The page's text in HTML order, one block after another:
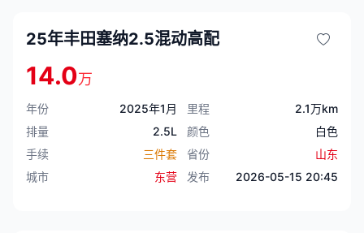
25年丰田塞纳2.5混动高配
14.0万
年份 2025年1月 里程
2.1万km
排量
2.5L 颜色
白色
手续
三件套 省份
山东
城市
东营 发布 2026-05-15 20:45